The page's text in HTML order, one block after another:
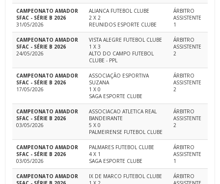
CAMPEONATO AMADOR
SFAC - SÉRIE B 2026
31/05/2026
ALIANCA FUTEBOL CLUBE
2 X 2
REUNIDOS ESPORTE CLUBE
ÁRBITRO
ASSISTENTE
1
CAMPEONATO AMADOR
SFAC - SÉRIE B 2026
24/05/2026
VISTA ALEGRE FUTEBOL CLUBE
1 X 3
ALTO DO CAMPO FUTEBOL
CLUBE - PPL
ÁRBITRO
ASSISTENTE
2
CAMPEONATO AMADOR
SFAC - SÉRIE B 2026
17/05/2026
ASSOCIAÇÃO ESPORTIVA
SUZANA
1 X 0
SAGA ESPORTE CLUBE
ÁRBITRO
ASSISTENTE
2
CAMPEONATO AMADOR
SFAC - SÉRIE B 2026
03/05/2026
ASSOCIACAO ATLETICA REAL
BANDEIRANTE
5 X 0
PALMEIRENSE FUTEBOL CLUBE
ÁRBITRO
ASSISTENTE
2
CAMPEONATO AMADOR
SFAC - SÉRIE B 2026
03/05/2026
PALMARES FUTEBOL CLUBE
4 X 1
SAGA ESPORTE CLUBE
ÁRBITRO
ASSISTENTE
1
CAMPEONATO AMADOR
IX DE MARCO FUTEBOL CLUBE
ÁRBITRO